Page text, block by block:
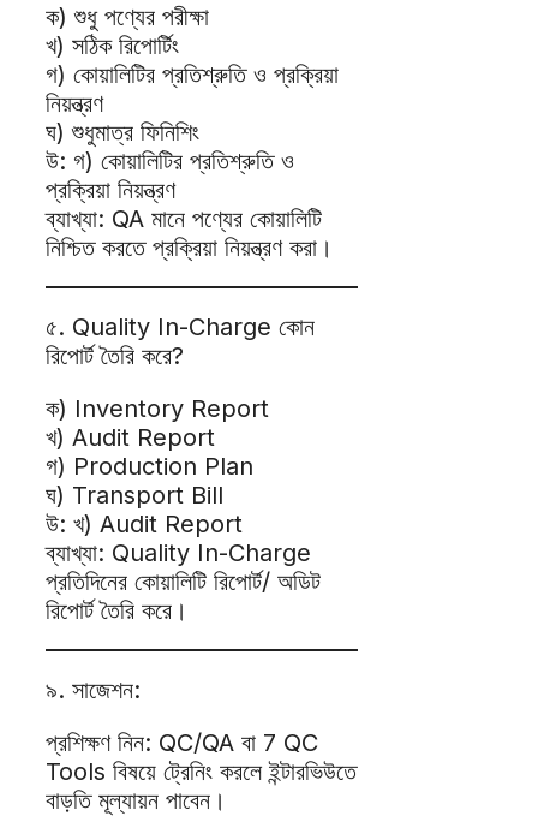
ক) শুধু পণ্যের পরীক্ষা
খ) সঠিক রিপোর্টিং
গ) কোয়ালিটির প্রতিশ্রুতি ও প্রক্রিয়া
নিয়ন্ত্রণ
ঘ) শুধুমাত্র ফিনিশিং
উ: গ) কোয়ালিটির প্রতিশ্রুতি ও
প্রক্রিয়া নিয়ন্ত্রণ
ব্যাখ্যা: QA মানে পণ্যের কোয়ালিটি
নিশ্চিত করতে প্রক্রিয়া নিয়ন্ত্রণ করা।
৫. Quality In-Charge কোন
রিপোর্ট তৈরি করে?
ক) Inventory Report
খ) Audit Report
গ) Production Plan
ঘ) Transport Bill
উ: খ) Audit Report
ব্যাখ্যা: Quality In-Charge
প্রতিদিনের কোয়ালিটি রিপোর্ট/ অডিট
রিপোর্ট তৈরি করে।
৯. সাজেশন:
প্রশিক্ষণ নিন: QC/QA বা 7 QC
Tools বিষয়ে ট্রেনিং করলে ইন্টারভিউতে
বাড়তি মূল্যায়ন পাবেন।